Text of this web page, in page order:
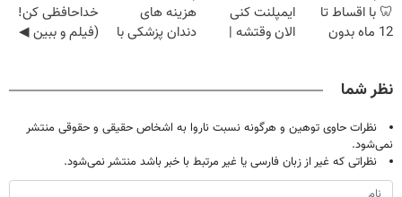
🦷 با اقساط تا
12 ماه بدون
ایمپلنت کنی
الان وقتشه |
هزینه های
دندان پزشکی با
خداحافظی کن!
(فیلم و ببین ◀
نظر شما
نظرات حاوی توهین و هرگونه نسبت ناروا به اشخاص حقیقی و حقوقی منتشر
نمی‌شود.
نظراتی که غیر از زبان فارسی یا غیر مرتبط با خبر باشد منتشر نمی‌شود.